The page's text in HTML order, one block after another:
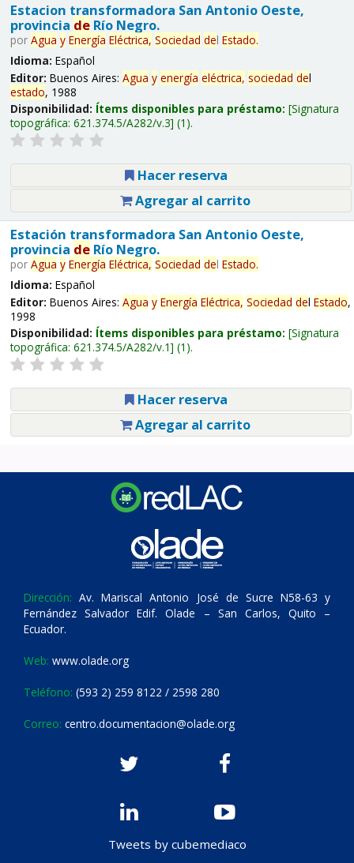
Estacion transformadora San Antonio Oeste,
provincia deRío Negro.
por Agua y Energía Eléctrica, Sociedad del Estado.
Idioma: Español
Editor: Buenos Aires: Agua y energía eléctrica, sociedad del
estado, 1988
Disponibilidad: Ítems disponibles para préstamo: Signatura
topográfica: 621.374.5/A282/v.3 (1).
Hacer reserva
Agregar al carrito
Estación transformadora San Antonio Oeste,
provincia deRío Negro.
por Agua y Energía Eléctrica, Sociedad del Estado.
Idioma: Español
Editor: Buenos Aires: Agua y Energía Eléctrica, Sociedad del Estado,
1998
Disponibilidad: Ítems disponibles para préstamo: Signatura
topográfica: 621.374.5/A282/v.1 (1).
Hacer reserva
Agregar al carrito
Dirección: Av. Mariscal Antonio José de Sucre N58-63 y
Fernández Salvador Edif. Olade – San Carlos, Quito –
Ecuador.
Web: www.olade.org
Teléfono: (593 2) 259 8122 / 2598 280
Correo: centro.documentacion@olade.org
Tweets by cubemediaco